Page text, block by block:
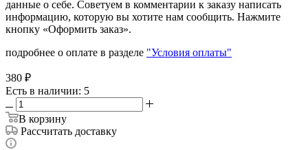
данные о себе. Советуем в комментарии к заказу написать
информацию, которую вы хотите нам сообщить. Нажмите
кнопку «Оформить заказ».
подробнее о оплате в разделе "Условия оплаты"
380 ₽
Есть в наличии: 5
В корзину
Рассчитать доставку